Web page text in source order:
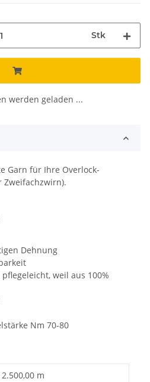
Stk
werden geladen ...
Garn für Ihre Overlock-
Zweifachzwirn).
Dehnung
weil aus 100%
Nm 70-80
2.500,00 m